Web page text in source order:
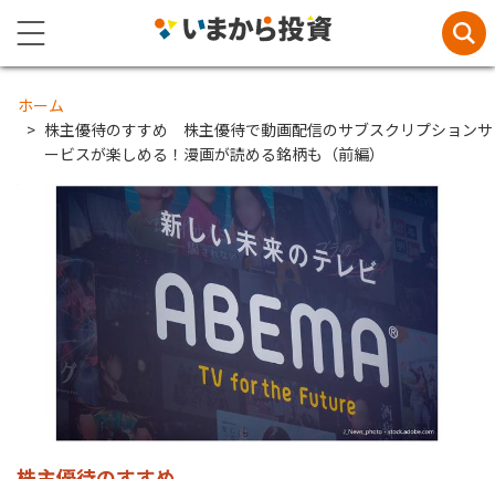
ホーム
株主優待のすすめ 株主優待で動画配信のサブスクリプションサ
ービスが楽しめる！漫画が読める銘柄も（前編）